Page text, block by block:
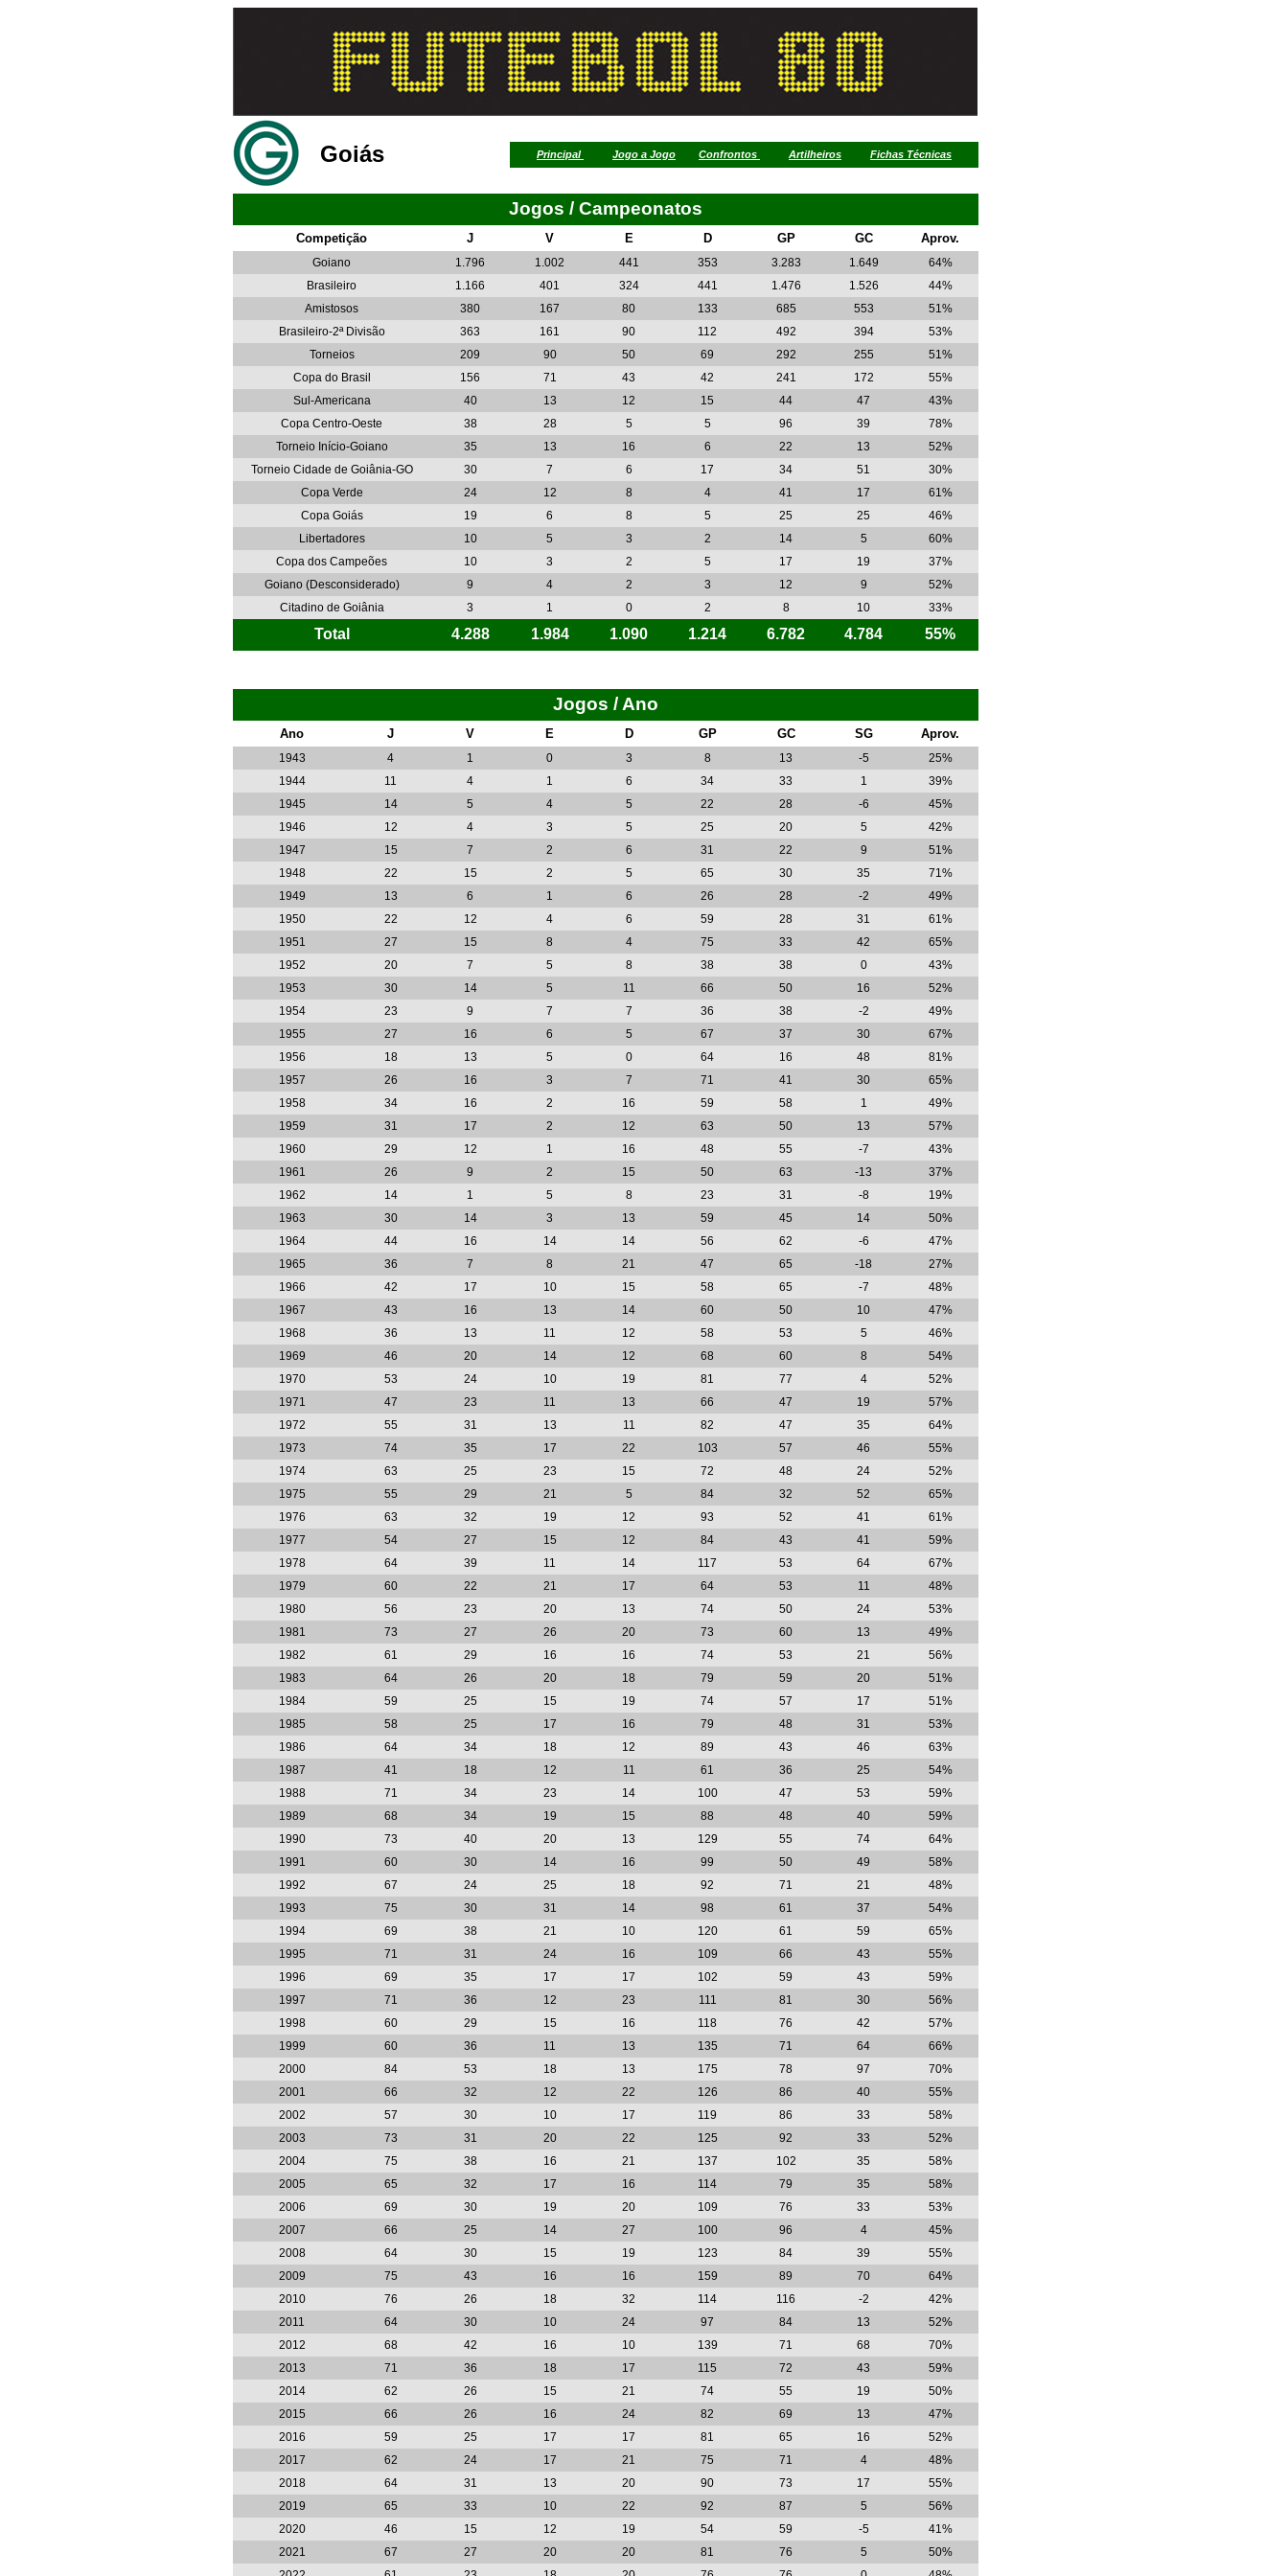
Goiás Principal Jogo a Jogo Confrontos Artilheiros Fichas Técnicas
Jogos / Campeonatos
Competição J V E D GP GC Aprov.
Goiano 1.796 1.002 441 353 3.283 1.649
64%
Brasileiro
1.166 401 324 441 1.476 1.526
44%
Amistosos
380 167 80 133 685 553
51%
Brasileiro-2ª Divisão
363 161 90 112 492 394
53%
Torneios
209 90 50 69 292 255
51%
Copa do Brasil
156 71 43 42 241 172
55%
Sul-Americana
40 13 12 15 44 47
43%
Copa Centro-Oeste
38 28 5 5 96 39
78%
Torneio Início-Goiano
35 13 16 6 22 13
52%
Torneio Cidade de Goiânia-GO
30 7 6 17 34 51
30%
Copa Verde
24 12 8 4 41 17
61%
Copa Goiás
19 6 8 5 25 25
46%
Libertadores
10 5 3 2 14 5
60%
Copa dos Campeões
10 3 2 5 17 19
37%
Goiano (Desconsiderado)
9 4 2 3 12 9
52%
Citadino de Goiânia
3 1 0 2 8 10 33%
Total 4.288 1.984 1.090 1.214 6.782 4.784 55%
Jogos / Ano
Ano J V E D GP GC SG Aprov.
1943 4 1 0 3 8 13 -5
25%
1944
11 4 1 6 34 33 1
39%
1945
14 5 4 5 22 28 -6
45%
1946
12 4 3 5 25 20 5
42%
1947
15 7 2 6 31 22 9
51%
1948
22 15 2 5 65 30 35
71%
1949
13 6 1 6 26 28 -2
49%
1950
22 12 4 6 59 28 31
61%
1951
27 15 8 4 75 33 42
65%
1952
20 7 5 8 38 38 0
43%
1953
30 14 5 11 66 50 16
52%
1954
23 9 7 7 36 38 -2
49%
1955
27 16 6 5 67 37 30
67%
1956
18 13 5 0 64 16 48
81%
1957
26 16 3 7 71 41 30
65%
1958
34 16 2 16 59 58 1
49%
1959
31 17 2 12 63 50 13
57%
1960
29 12 1 16 48 55 -7
43%
1961
26 9 2 15 50 63 -13
37%
1962
14 1 5 8 23 31 -8
19%
1963
30 14 3 13 59 45 14
50%
1964
44 16 14 14 56 62 -6
47%
1965
36 7 8 21 47 65 -18
27%
1966
42 17 10 15 58 65 -7
48%
1967
43 16 13 14 60 50 10
47%
1968
36 13 11 12 58 53 5
46%
1969
46 20 14 12 68 60 8
54%
1970
53 24 10 19 81 77 4
52%
1971
47 23 11 13 66 47 19
57%
1972
55 31 13 11 82 47 35
64%
1973
74 35 17 22 103 57 46
55%
1974
63 25 23 15 72 48 24
52%
1975
55 29 21 5 84 32 52
65%
1976
63 32 19 12 93 52 41
61%
1977
54 27 15 12 84 43 41
59%
1978
64 39 11 14 117 53 64
67%
1979
60 22 21 17 64 53 11
48%
1980
56 23 20 13 74 50 24
53%
1981
73 27 26 20 73 60 13
49%
1982
61 29 16 16 74 53 21
56%
1983
64 26 20 18 79 59 20
51%
1984
59 25 15 19 74 57 17
51%
1985
58 25 17 16 79 48 31
53%
1986
64 34 18 12 89 43 46
63%
1987
41 18 12 11 61 36 25
54%
1988
71 34 23 14 100 47 53
59%
1989
68 34 19 15 88 48 40
59%
1990
73 40 20 13 129 55 74
64%
1991
60 30 14 16 99 50 49
58%
1992
67 24 25 18 92 71 21
48%
1993
75 30 31 14 98 61 37
54%
1994
69 38 21 10 120 61 59
65%
1995
71 31 24 16 109 66 43
55%
1996
69 35 17 17 102 59 43
59%
1997
71 36 12 23 111 81 30
56%
1998
60 29 15 16 118 76 42
57%
1999
60 36 11 13 135 71 64
66%
2000
84 53 18 13 175 78 97
70%
2001
66 32 12 22 126 86 40
55%
2002
57 30 10 17 119 86 33
58%
2003
73 31 20 22 125 92 33
52%
2004
75 38 16 21 137 102 35
58%
2005
65 32 17 16 114 79 35
58%
2006
69 30 19 20 109 76 33
53%
2007
66 25 14 27 100 96 4
45%
2008
64 30 15 19 123 84 39
55%
2009
75 43 16 16 159 89 70
64%
2010
76 26 18 32 114 116 -2
42%
2011
64 30 10 24 97 84 13
52%
2012
68 42 16 10 139 71 68
70%
2013
71 36 18 17 115 72 43
59%
2014
62 26 15 21 74 55 19
50%
2015
66 26 16 24 82 69 13
47%
2016
59 25 17 17 81 65 16
52%
2017
62 24 17 21 75 71 4
48%
2018
64 31 13 20 90 73 17
55%
2019
65 33 10 22 92 87 5
56%
2020
46 15 12 19 54 59 -5
41%
2021
67 27 20 20 81 76 5
50%